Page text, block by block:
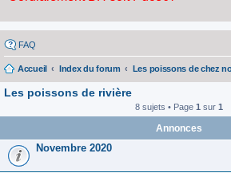
FAQ
Accueil Index du forum Les poissons de chez
Les poissons de rivière
8 sujets • Page 1 sur 1
Annonces
Novembre 2020